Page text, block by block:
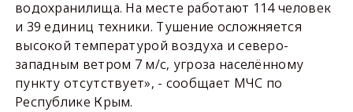
водохранилища. На месте работают 114 человек
и 39 единиц техники. Тушение осложняется
высокой температурой воздуха и северо-
западным ветром 7 м/с, угроза населённому
пункту отсутствует», - сообщает МЧС по
Республике Крым.